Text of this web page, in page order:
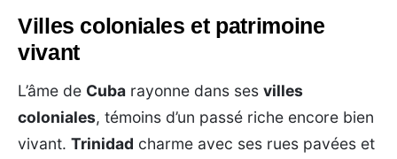
Villes coloniales et patrimoine
vivant
L’âme de Cuba rayonne dans ses villes
coloniales, témoins d’un passé riche encore bien
vivant. Trinidad charme avec ses rues pavées et